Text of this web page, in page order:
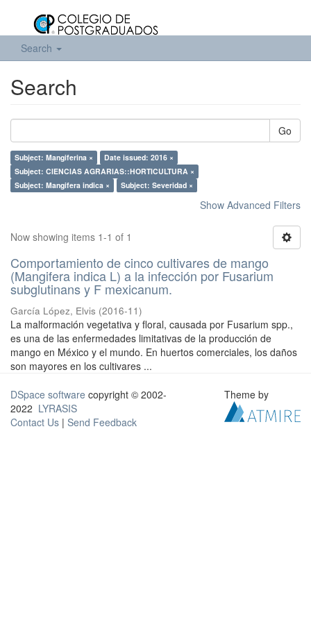
Search
Search
Go
Subject: Mangiferina ×
Date issued: 2016 ×
Subject: CIENCIAS AGRARIAS::HORTICULTURA ×
Subject: Mangifera indica ×
Subject: Severidad ×
Show Advanced Filters
Now showing items 1-1 of 1
Comportamiento de cinco cultivares de mango
(Mangifera indica L) a la infección por Fusarium
subglutinans y F mexicanum.
García López, Elvis (2016-11)
La malformación vegetativa y floral, causada por Fusarium spp.,
es una de las enfermedades limitativas de la producción de
mango en México y el mundo. En huertos comerciales, los daños
son mayores en los cultivares ...
DSpace software copyright © 2002-
2022 LYRASIS
Contact Us | Send Feedback
Theme by